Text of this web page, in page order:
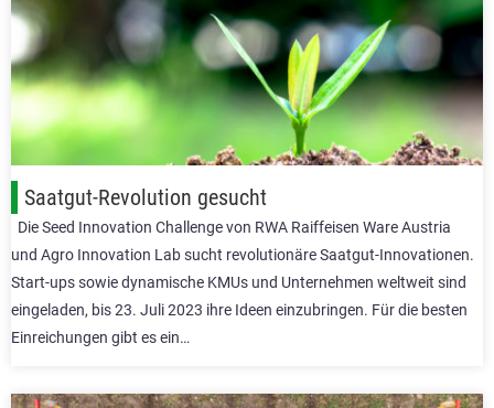
Saatgut-Revolution gesucht
Die Seed Innovation Challenge von RWA Raiffeisen Ware Austria
und Agro Innovation Lab sucht revolutionäre Saatgut-Innovationen.
Start-ups sowie dynamische KMUs und Unternehmen weltweit sind
eingeladen, bis 23. Juli 2023 ihre Ideen einzubringen. Für die besten
Einreichungen gibt es ein…